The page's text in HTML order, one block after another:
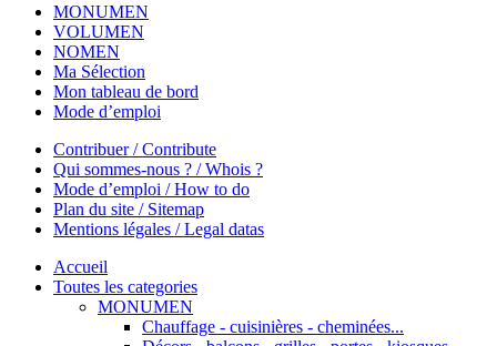
MONUMEN
VOLUMEN
NOMEN
Ma Sélection
Mon tableau de bord
Mode d’emploi
Contribuer / Contribute
Qui sommes-nous ? / Whois ?
Mode d’emploi / How to do
Plan du site / Sitemap
Mentions légales / Legal datas
Accueil
Toutes les categories
MONUMEN
Chauffage - cuisinières - cheminées...